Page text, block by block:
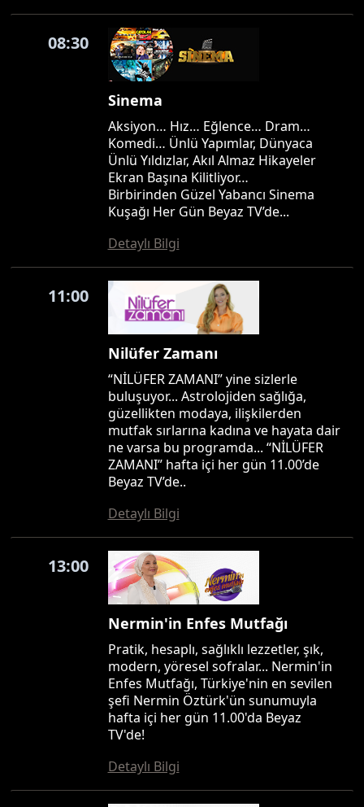
08:30
Sinema
Aksiyon… Hız… Eğlence… Dram…
Komedi… Ünlü Yapımlar, Dünyaca
Ünlü Yıldızlar, Akıl Almaz Hikayeler
Ekran Başına Kilitliyor…
Birbirinden Güzel Yabancı Sinema
Kuşağı Her Gün Beyaz TV’de...
Detaylı Bilgi
11:00
Nilüfer Zamanı
“NİLÜFER ZAMANI” yine sizlerle
buluşuyor... Astrolojiden sağlığa,
güzellikten modaya, ilişkilerden
mutfak sırlarına kadına ve hayata dair
ne varsa bu programda... “NİLÜFER
ZAMANI” hafta içi her gün 11.00’de
Beyaz TV’de..
Detaylı Bilgi
13:00
Nermin'in Enfes Mutfağı
Pratik, hesaplı, sağlıklı lezzetler, şık,
modern, yöresel sofralar... Nermin'in
Enfes Mutfağı, Türkiye'nin en sevilen
şefi Nermin Öztürk'ün sunumuyla
hafta içi her gün 11.00'da Beyaz
TV'de!
Detaylı Bilgi